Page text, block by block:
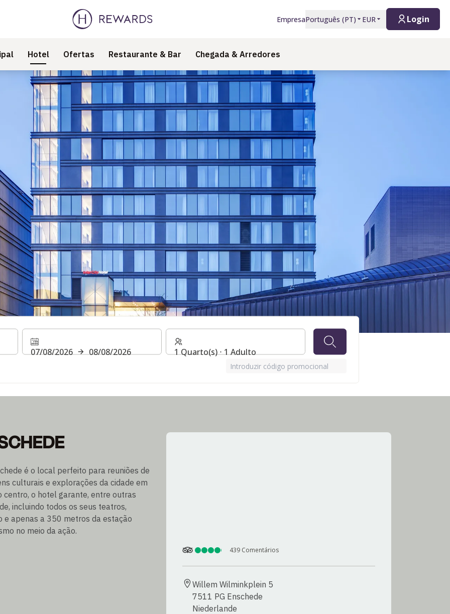
EmpresaPortuguês (PT) EUR Login
Hotel Ofertas Restaurante & Bar Chegada & Arredores
07/08/2026 08/08/2026 1 Quarto(s) ⋅ 1 Adulto
Introduzir código promocional
é o local perfeito para reuniões de
culturais e explorações da cidade em
centro, o hotel garante, entre outras
incluindo todos os seus teatros,
e apenas a 350 metros da estação
no meio da ação.
439 Comentários
Willem Wilminkplein 5
7511 PG Enschede
Niederlande